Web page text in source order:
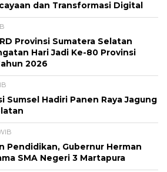
dan Transformasi Digital
Provinsi Sumatera Selatan
Hari Jadi Ke-80 Provinsi
2026
Sumsel Hadiri Panen Raya Jagung
Pendidikan, Gubernur Herman
SMA Negeri 3 Martapura